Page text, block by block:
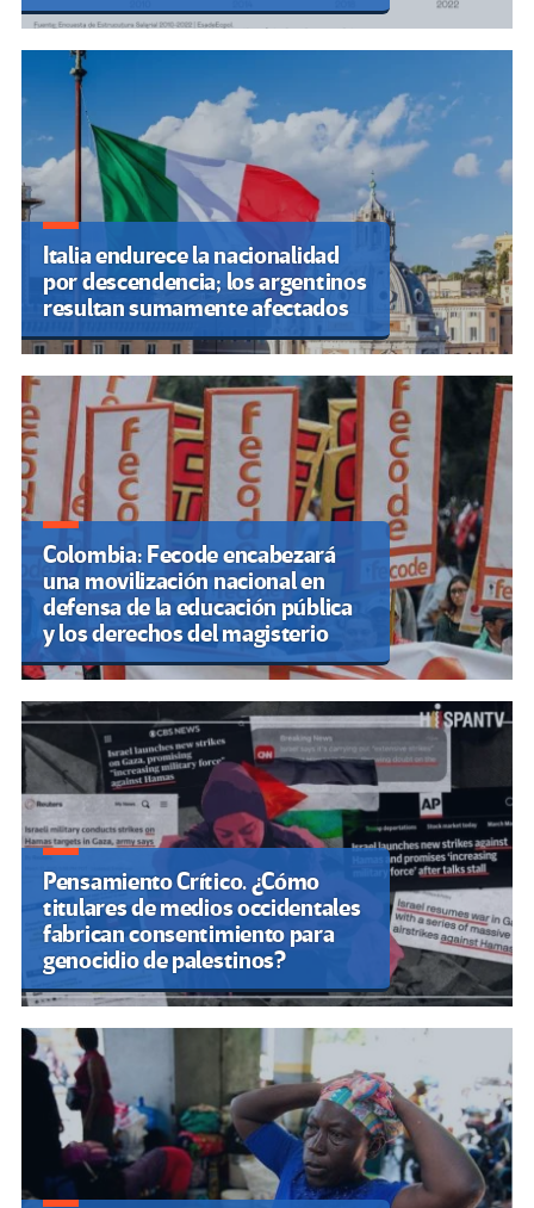
Italia endurece la nacionalidad
por descendencia; los argentinos
resultan sumamente afectados
Colombia: Fecode encabezará
una movilización nacional en
defensa de la educación pública
y los derechos del magisterio
Pensamiento Crítico. ¿Cómo
titulares de medios occidentales
fabrican consentimiento para
genocidio de palestinos?